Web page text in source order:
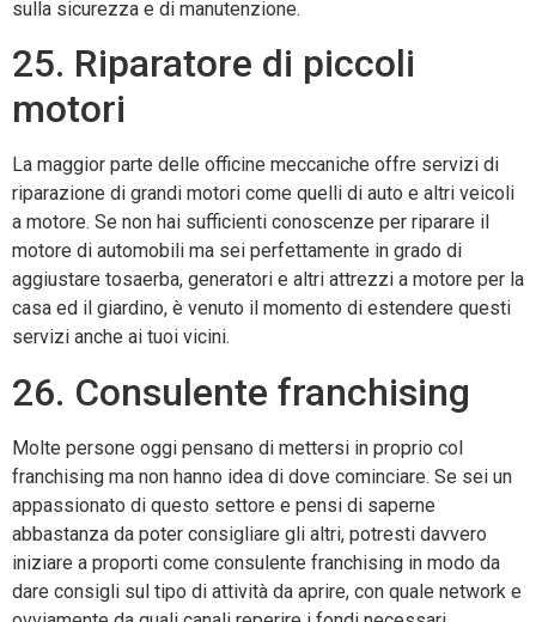
sulla sicurezza e di manutenzione.
25. Riparatore di piccoli
motori
La maggior parte delle officine meccaniche offre servizi di
riparazione di grandi motori come quelli di auto e altri veicoli
a motore. Se non hai sufficienti conoscenze per riparare il
motore di automobili ma sei perfettamente in grado di
aggiustare tosaerba, generatori e altri attrezzi a motore per la
casa ed il giardino, è venuto il momento di estendere questi
servizi anche ai tuoi vicini.
26. Consulente franchising
Molte persone oggi pensano di mettersi in proprio col
franchising ma non hanno idea di dove cominciare. Se sei un
appassionato di questo settore e pensi di saperne
abbastanza da poter consigliare gli altri, potresti davvero
iniziare a proporti come consulente franchising in modo da
dare consigli sul tipo di attività da aprire, con quale network e